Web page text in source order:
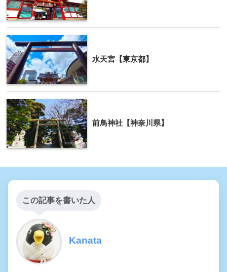
水天宮【東京都】
前鳥神社【神奈川県】
この記事を書いた人
Kanata